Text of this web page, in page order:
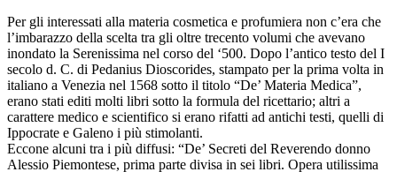
Per gli interessati alla materia cosmetica e profumiera non c’era che
l’imbarazzo della scelta tra gli oltre trecento volumi che avevano
inondato la Serenissima nel corso del ‘500. Dopo l’antico testo del I
secolo d. C. di Pedanius Dioscorides, stampato per la prima volta in
italiano a Venezia nel 1568 sotto il titolo “De’ Materia Medica”,
erano stati editi molti libri sotto la formula del ricettario; altri a
carattere medico e scientifico si erano rifatti ad antichi testi, quelli di
Ippocrate e Galeno i più stimolanti.
Eccone alcuni tra i più diffusi: “De’ Secreti del Reverendo donno
Alessio Piemontese, prima parte divisa in sei libri. Opera utilissima